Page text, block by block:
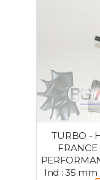
TURBO -
FRANCE
Ind : 35 mm